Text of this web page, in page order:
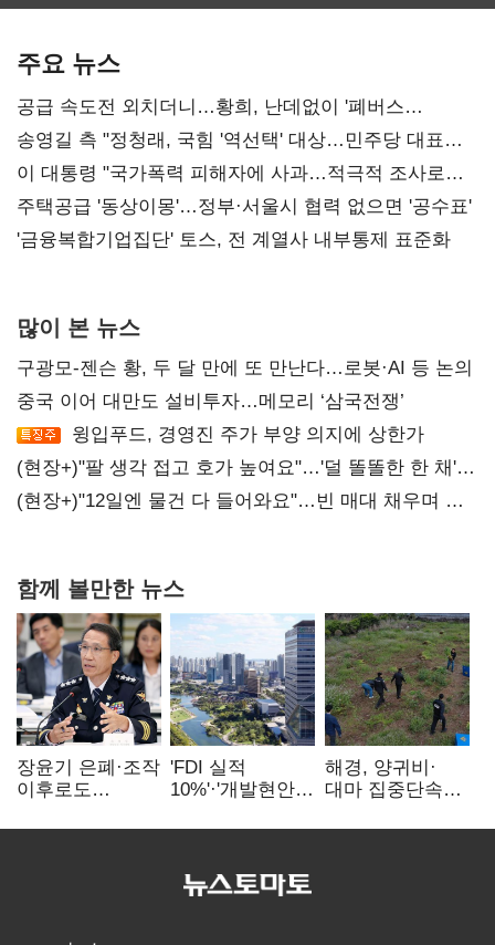
주요 뉴스
공급 속도전 외치더니…황희, 난데없이 '폐버스
리모델링' 제안
송영길 측 "정청래, 국힘 '역선택' 대상…민주당 대표로
총선 지휘 못해"
이 대통령 "국가폭력 피해자에 사과…적극적 조사로
진실 밝혀야"
주택공급 '동상이몽'…정부·서울시 협력 없으면 '공수표'
'금융복합기업집단' 토스, 전 계열사 내부통제 표준화
많이 본 뉴스
구광모-젠슨 황, 두 달 만에 또 만난다…로봇·AI 등 논의
중국 이어 대만도 설비투자…메모리 ‘삼국전쟁’
윙입푸드, 경영진 주가 부양 의지에 상한가
(현장+)"팔 생각 접고 호가 높여요"…'덜 똘똘한 한 채'
20억 키맞추기
(현장+)"12일엔 물건 다 들어와요"…빈 매대 채우며 문
함께 볼만한 뉴스
장윤기 은폐·조작
이후로도
내부비위…경찰
'FDI 실적
10%'·'개발현안
인천경제청장
해경, 양귀비·
대마 집중단속…
249명 검거